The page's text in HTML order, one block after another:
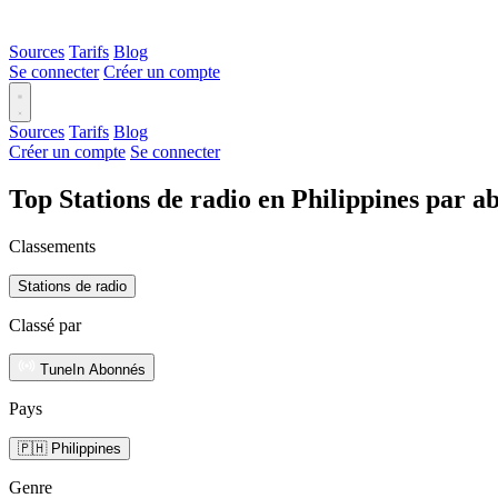
Sources Tarifs Blog
Se connecter Créer un compte
Sources Tarifs Blog
Créer un compte Se connecter
Top Stations de radio en Philippines par
Classements
Stations de radio
Classé par
TuneIn Abonnés
Pays
🇵🇭 Philippines
Genre